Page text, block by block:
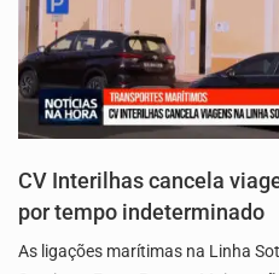
CV Interilhas cancela
por tempo indeterminado
As ligações marítimas na Linha